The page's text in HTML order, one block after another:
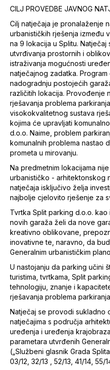
CILJ PROVEDBE JAVNOG
Cilj natječaja je pronalaženje
urbanističkih rješenja između
na 9 lokacija u Splitu.
utvrđivanja prostornih i
istraživanja mogućnosti
natječajnog zadatka.
nadogradnju postojećih
različitih lokacija. Provođenje
rješavanja problema
visokokvalitetnog sustava
kojima će upravljati
d.o.o. Naime, problem
komunalnih problema nastao
prometa u mirovanju.
Na predmetnim lokacijama
urbanističko - arhitektonskog
natječaja isključivo želja
najbolje cjelovito rješenje za
Tvrtka Split parking d.o.o.
novih garaža želi da nove
kreativno oblikovane,
inovativne te, naravno, da
Generalnim urbanističkim
U nastojanju da parking učini
turistima, tvrtkama, Split
tehnologiju, znanje i
rješavanja problema
Natječaj se provodi sukladno
natječajima s područja
uređenja i uređenja
parametara utvrđenih
(„Službeni glasnik Grada
03/12, 32/13 , 52/13, 41/14,